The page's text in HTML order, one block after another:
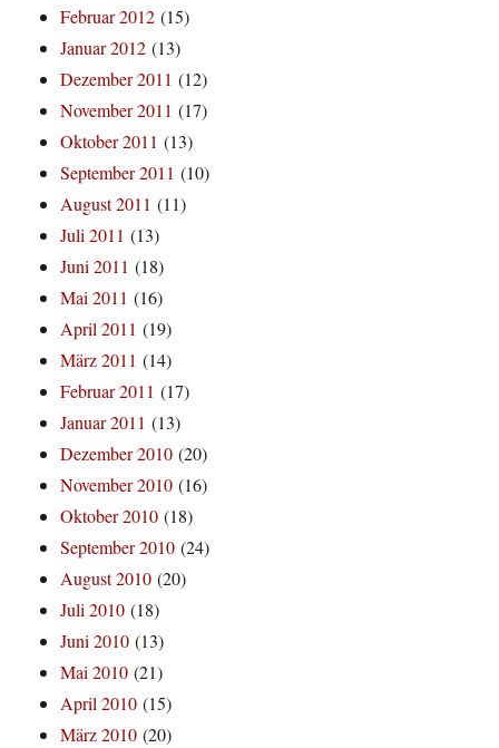
Februar 2012 (15)
Januar 2012 (13)
Dezember 2011 (12)
November 2011 (17)
Oktober 2011 (13)
September 2011 (10)
August 2011 (11)
Juli 2011 (13)
Juni 2011 (18)
Mai 2011 (16)
April 2011 (19)
März 2011 (14)
Februar 2011 (17)
Januar 2011 (13)
Dezember 2010 (20)
November 2010 (16)
Oktober 2010 (18)
September 2010 (24)
August 2010 (20)
Juli 2010 (18)
Juni 2010 (13)
Mai 2010 (21)
April 2010 (15)
März 2010 (20)